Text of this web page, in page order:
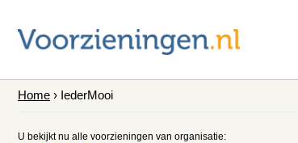
Home › IederMooi
U bekijkt nu alle voorzieningen van organisatie: